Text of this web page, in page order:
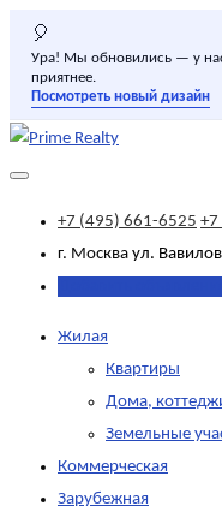
🎈
Ура! Мы обновились — у
приятнее.
Посмотреть новый дизайн
+7 (495) 661-6525
г. Москва ул.
Жилая
Квартиры
Дома,
Земельные
Коммерческая
Зарубежная